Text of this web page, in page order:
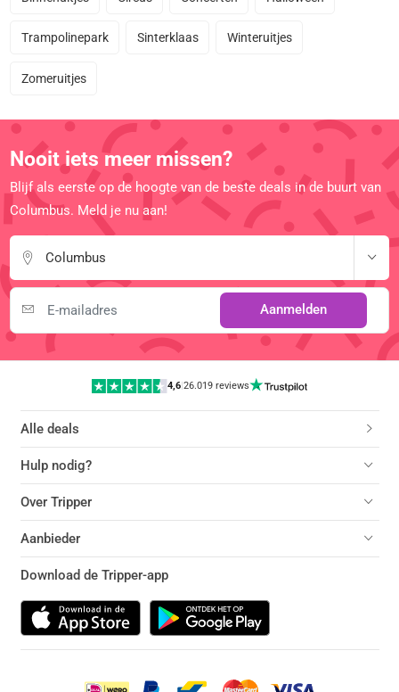
Trampolinepark Sinterklaas Winteruitjes
Zomeruitjes
Nooit iets meer missen?
Blijf als eerste op de hoogte van de beste deals in de buurt van
Columbus. Meld je nu aan!
Columbus
Aanmelden
4,6 |26.019 reviews
Alle deals
Hulp nodig?
Over Tripper
Aanbieder
Download de Tripper-app